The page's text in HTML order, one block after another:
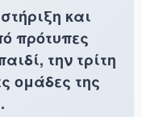
και
πρότυπες
την τρίτη
ομάδες της